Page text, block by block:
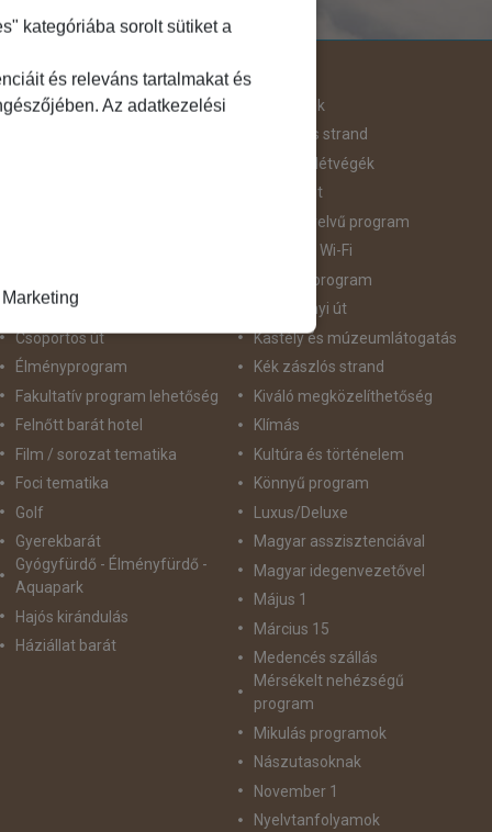
Útjellemző
Adventi út
Csillagtúra
Csoportos út
Élményprogram
Fakultatív program lehetőség
Felnőtt barát hotel
Film / sorozat tematika
Foci tematika
Golf
Gyerekbarát
Gyógyfürdő - Élményfürdő -
Aquapark
Hajós kirándulás
Háziállat barát
Hegyvidék
Homokos strand
Hosszú Hétvégék
Húsvéti út
idegennyelvű program
Ingyenes Wi-Fi
Intenzív program
Karácsonyi út
Kastély és múzeumlátogatás
Kék zászlós strand
Kiváló megközelíthetőség
Klímás
Kultúra és történelem
Könnyű program
Luxus/Deluxe
Magyar asszisztenciával
Magyar idegenvezetővel
Május 1
Március 15
Medencés szállás
Mérsékelt nehézségű
program
Mikulás programok
Nászutasoknak
November 1
Nyelvtanfolyamok
kategóriába sorolt sütiket a
és releváns tartalmakat és
Az adatkezelési
Marketing